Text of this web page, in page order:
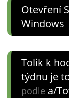
Otevření
Windows
Tolik k
týdnu je
podle a/